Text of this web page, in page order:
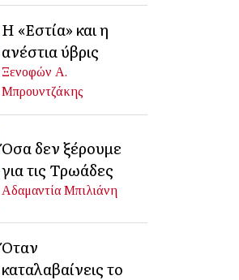
Η «Εστία» και η
ανέστια ύβρις
Ξενοφών Α.
Μπρουντζάκης
Όσα δεν ξέρουμε
για τις Τρωάδες
Αδαμαντία Μπιλιάνη
Όταν
καταλαβαίνεις το